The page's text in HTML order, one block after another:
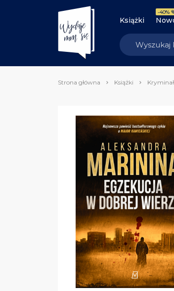
Książki
-40%
Strona główna Książki